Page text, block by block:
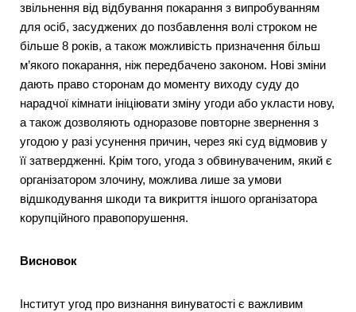
звільнення від відбування покарання з випробуванням
для осіб, засуджених до позбавлення волі строком не
більше 8 років, а також можливість призначення більш
м’якого покарання, ніж передбачено законом. Нові зміни
дають право сторонам до моменту виходу суду до
нарадчої кімнати ініціювати зміну угоди або укласти нову,
а також дозволяють одноразове повторне звернення з
угодою у разі усунення причин, через які суд відмовив у
її затвердженні. Крім того, угода з обвинуваченим, який є
організатором злочину, можлива лише за умови
відшкодування шкоди та викриття іншого організатора
корупційного правопорушення.
Висновок
Інститут угод про визнання винуватості є важливим